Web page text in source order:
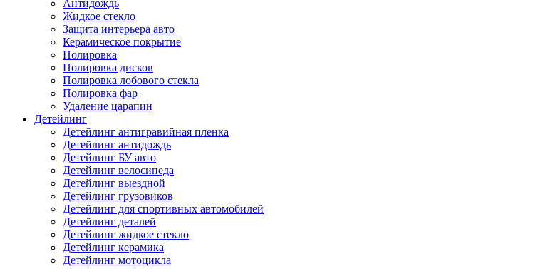
Антидождь
Жидкое стекло
Защита интерьера авто
Керамическое покрытие
Полировка
Полировка дисков
Полировка лобового стекла
Полировка фар
Удаление царапин
Детейлинг
Детейлинг антигравийная пленка
Детейлинг антидождь
Детейлинг БУ авто
Детейлинг велосипеда
Детейлинг выездной
Детейлинг грузовиков
Детейлинг для спортивных автомобилей
Детейлинг деталей
Детейлинг жидкое стекло
Детейлинг керамика
Детейлинг мотоцикла